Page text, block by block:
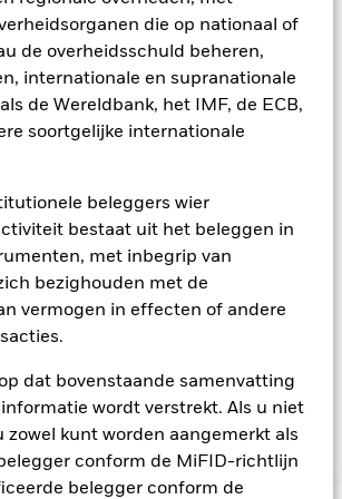
die op nationaal of
de overheidsschuld beheren,
internationale en supranationale
de Wereldbank, het IMF, de ECB,
soortgelijke internationale
beleggers wier
bestaat uit het beleggen in
met inbegrip van
bezighouden met de
vermogen in effecten of andere
dat bovenstaande samenvatting
wordt verstrekt. Als u niet
zowel kunt worden aangemerkt als
conform de MiFID-richtlijn
belegger conform de
worden gebruikt om het
andere aandelenklassen te
het uitklapvakje direct onder de naam van
lijst van alle aandelenklassen in het
met valutahedging worden
woord 'Hedged' in de naam van de
is een volledige lijst van alle
van het fonds.
Fonds effecten uitleent om zijn kosten
het Fonds 62,5% van de hiermee
en komen de resterende 37,5% ten
als effectenuitleenagent. Aangezien de
uit effectenleningen de
opgenomen.
Toon minder
Income Bond Fund